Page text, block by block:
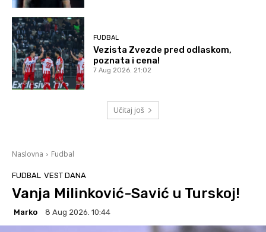
FUDBAL
Vezista Zvezde pred odlaskom,
poznata i cena!
7 Aug 2026. 21:02
Učitaj još